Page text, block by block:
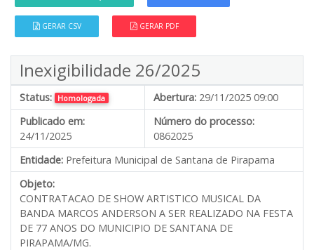
GERAR CSV GERAR PDF
Inexigibilidade 26/2025
Status: Homologada Abertura: 29/11/2025 09:00
Publicado em:
24/11/2025
Número do processo:
0862025
Entidade: Prefeitura Municipal de Santana de Pirapama
Objeto:
CONTRATACAO DE SHOW ARTISTICO MUSICAL DA
BANDA MARCOS ANDERSON A SER REALIZADO NA FESTA
DE 77 ANOS DO MUNICIPIO DE SANTANA DE
PIRAPAMA/MG.